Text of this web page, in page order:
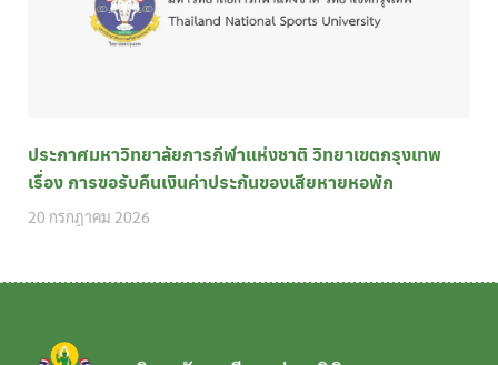
ประกาศมหาวิทยาลัยการกีฬาแห่งชาติ วิทยาเขตกรุงเทพ
เรื่อง การขอรับคืนเงินค่าประกันของเสียหายหอพัก
20 กรกฎาคม 2026